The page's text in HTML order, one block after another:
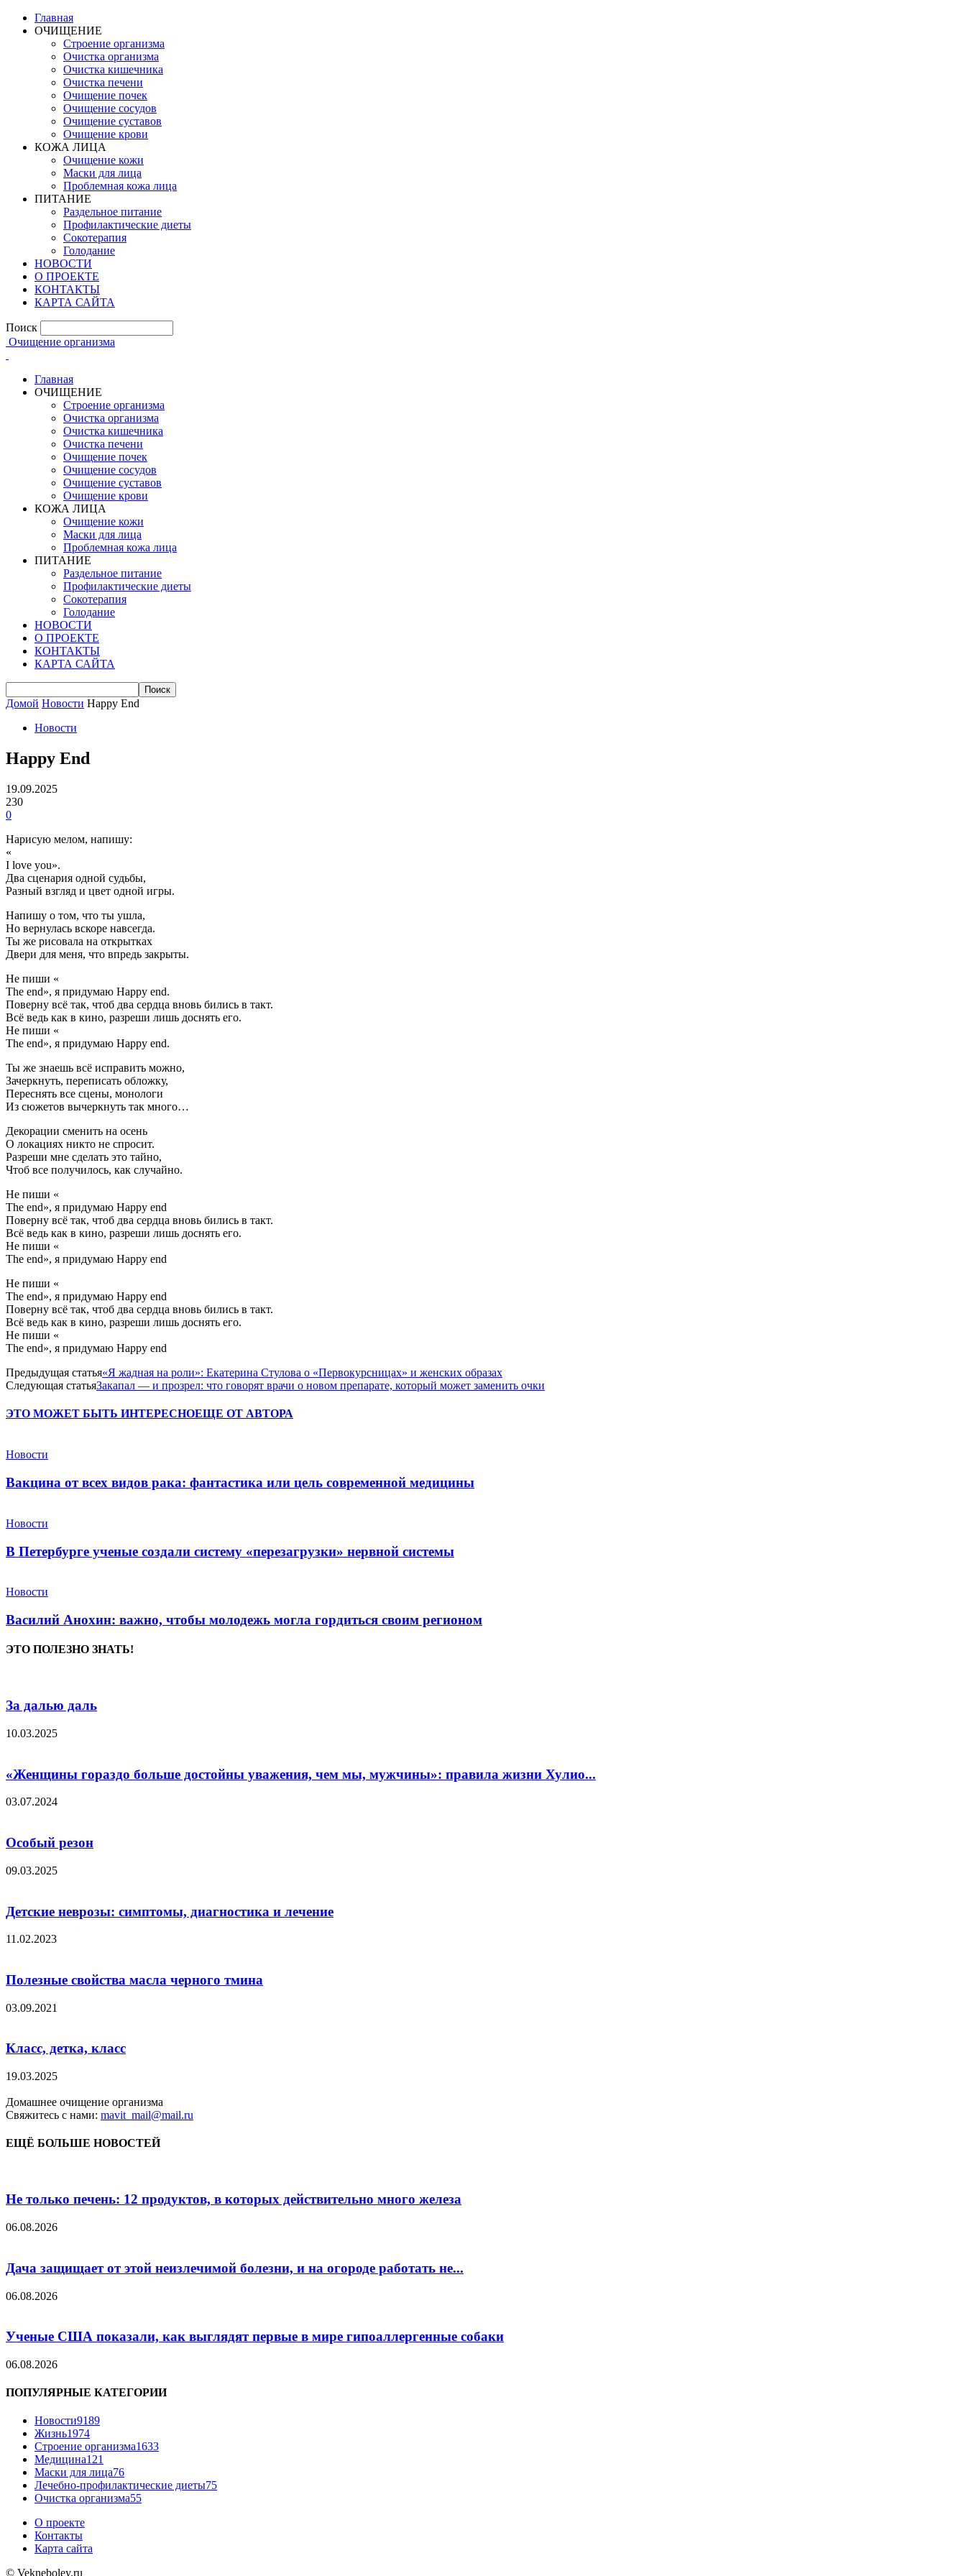
Главная
ОЧИЩЕНИЕ
Строение организма
Очистка организма
Очистка кишечника
Очистка печени
Очищение почек
Очищение сосудов
Очищение суставов
Очищение крови
КОЖА ЛИЦА
Очищение кожи
Маски для лица
Проблемная кожа лица
ПИТАНИЕ
Раздельное питание
Профилактические диеты
Сокотерапия
Голодание
НОВОСТИ
О ПРОЕКТЕ
КОНТАКТЫ
КАРТА САЙТА
Поиск
Очищение организма
Главная
ОЧИЩЕНИЕ
Строение организма
Очистка организма
Очистка кишечника
Очистка печени
Очищение почек
Очищение сосудов
Очищение суставов
Очищение крови
КОЖА ЛИЦА
Очищение кожи
Маски для лица
Проблемная кожа лица
ПИТАНИЕ
Раздельное питание
Профилактические диеты
Сокотерапия
Голодание
НОВОСТИ
О ПРОЕКТЕ
КОНТАКТЫ
КАРТА САЙТА
Домой Новости Happy End
Новости
Happy End
19.09.2025
230
0
Нарисую мелом, напишу:
«
I love you».
Два сценария одной судьбы,
Разный взгляд и цвет одной игры.
Напишу о том, что ты ушла,
Но вернулась вскоре навсегда.
Ты же рисовала на открытках
Двери для меня, что впредь закрыты.
Не пиши «
The end», я придумаю Happy end.
Поверну всё так, чтоб два сердца вновь бились в такт.
Всё ведь как в кино, разреши лишь доснять его.
Не пиши «
The end», я придумаю Happy end.
Ты же знаешь всё исправить можно,
Зачеркнуть, переписать обложку,
Переснять все сцены, монологи
Из сюжетов вычеркнуть так много…
Декорации сменить на осень
О локациях никто не спросит.
Разреши мне сделать это тайно,
Чтоб все получилось, как случайно.
Не пиши «
The end», я придумаю Happy end
Поверну всё так, чтоб два сердца вновь бились в такт.
Всё ведь как в кино, разреши лишь доснять его.
Не пиши «
The end», я придумаю Happy end
Не пиши «
The end», я придумаю Happy end
Поверну всё так, чтоб два сердца вновь бились в такт.
Всё ведь как в кино, разреши лишь доснять его.
Не пиши «
The end», я придумаю Happy end
Предыдущая статья«Я жадная на роли»: Екатерина Стулова о «Первокурсницах» и женских образах
Следующая статьяЗакапал — и прозрел: что говорят врачи о новом препарате, который может заменить очки
ЭТО МОЖЕТ БЫТЬ ИНТЕРЕСНОЕЩЕ ОТ АВТОРА
Новости
Вакцина от всех видов рака: фантастика или цель современной медицины
Новости
В Петербурге ученые создали систему «перезагрузки» нервной системы
Новости
Василий Анохин: важно, чтобы молодежь могла гордиться своим регионом
ЭТО ПОЛЕЗНО ЗНАТЬ!
За далью даль
10.03.2025
«Женщины гораздо больше достойны уважения, чем мы, мужчины»: правила жизни Хулио...
03.07.2024
Особый резон
09.03.2025
Детские неврозы: симптомы, диагностика и лечение
11.02.2023
Полезные свойства масла черного тмина
03.09.2021
Класс, детка, класс
19.03.2025
Домашнее очищение организма
Свяжитесь с нами: mavit_mail@mail.ru
ЕЩЁ БОЛЬШЕ НОВОСТЕЙ
Не только печень: 12 продуктов, в которых действительно много железа
06.08.2026
Дача защищает от этой неизлечимой болезни, и на огороде работать не...
06.08.2026
Ученые США показали, как выглядят первые в мире гипоаллергенные собаки
06.08.2026
ПОПУЛЯРНЫЕ КАТЕГОРИИ
Новости9189
Жизнь1974
Строение организма1633
Медицина121
Маски для лица76
Лечебно-профилактические диеты75
Очистка организма55
О проекте
Контакты
Карта сайта
© Vekneboley.ru